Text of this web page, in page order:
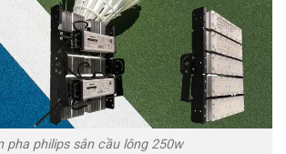
pha philips sân cầu lông 250w